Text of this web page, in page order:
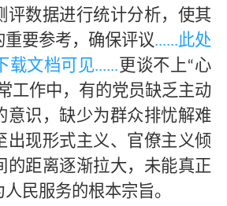
评数据进行统计分析，使其
要参考，确保评议......此处
载文档可见...... 更谈不上“心
工作中，有的党员缺乏主动
意识，缺少为群众排忧解难
出现形式主义、官僚主义倾
的距离逐渐拉大，未能真正
民服务的根本宗旨。